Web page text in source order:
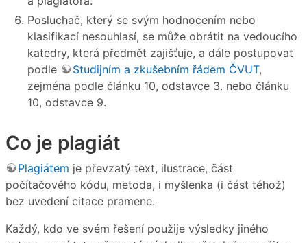
Posluchač, který se svým hodnocením nebo
klasifikací nesouhlasí, se může obrátit na vedoucího
katedry, která předmět zajišťuje, a dále postupovat
podle
Studijním a zkušebním řádem ČVUT,
zejména podle článku 10, odstavce 3. nebo článku
10, odstavce 9.
Co je plagiát
Plagiátem je převzatý text, ilustrace, část
počítačového kódu, metoda, i myšlenka (i část téhož)
bez uvedení citace pramene.
Každý, kdo ve svém řešení použije výsledky jiného